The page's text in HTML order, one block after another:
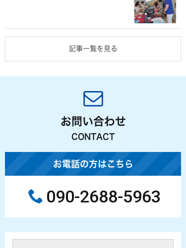
記事一覧を見る
お問い合わせ
CONTACT
お電話の方はこちら
090-2688-5963